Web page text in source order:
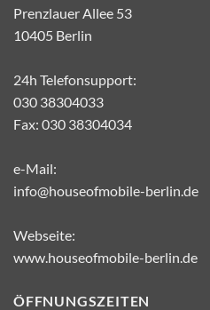
Prenzlauer Allee 53
10405 Berlin
24h Telefonsupport:
030 38304033
Fax: 030 38304034
e-Mail:
info@houseofmobile-berlin.de
Webseite:
www.houseofmobile-berlin.de
ÖFFNUNGSZEITEN